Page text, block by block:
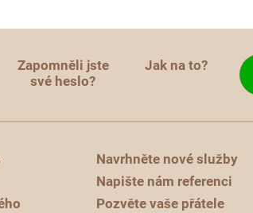
Zapomněli jste
své heslo?
Jak na to?
Navrhněte nové služby
Napište nám referenci
Pozvěte vaše přátele